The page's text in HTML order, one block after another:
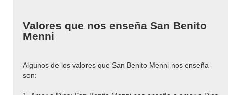
Valores que nos enseña San Benito
Menni
Algunos de los valores que San Benito Menni nos enseña
son: